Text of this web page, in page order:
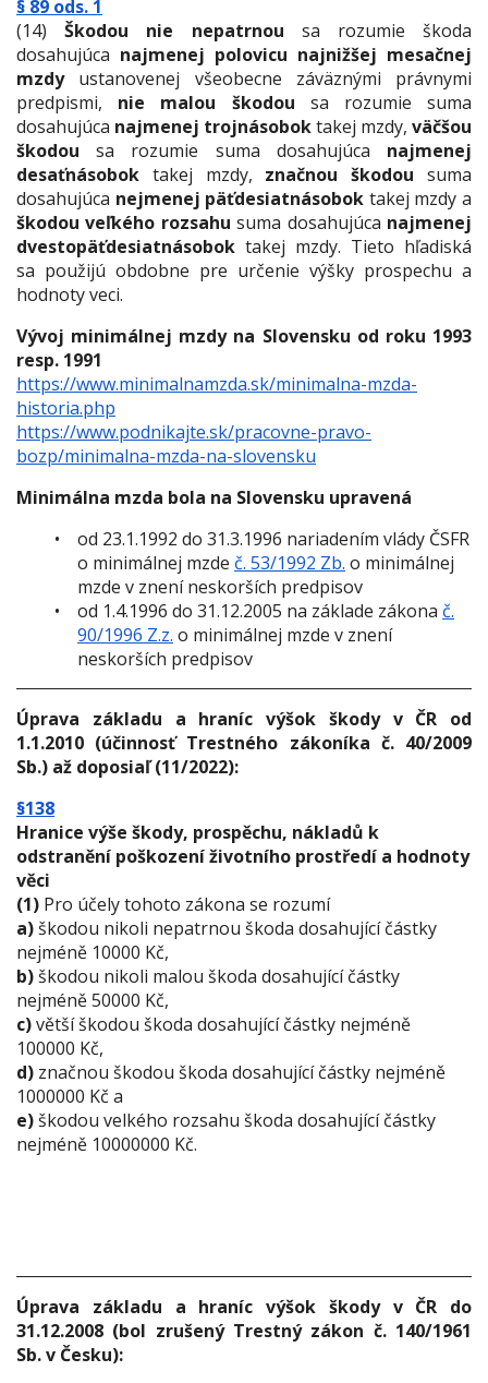
§ 89 ods. 1
(14)Škodou nie nepatrnou sa rozumie škoda
dosahujúca najmenej polovicu najnižšej mesačnej
mzdy ustanovenej všeobecne záväznými právnymi
predpismi, nie malou škodou sa rozumie suma
dosahujúca najmenej trojnásoboktakej mzdy, väčšou
škodou sa rozumie suma dosahujúca najmenej
desaťnásobok takej mzdy, značnou škodou suma
dosahujúca nejmenej päťdesiatnásobok takej mzdy a
škodou veľkého rozsahu suma dosahujúca najmenej
dvestopäťdesiatnásobok takej mzdy. Tieto hľadiská
sa použijú obdobne pre určenie výšky prospechu a
hodnoty veci.
Vývoj minimálnej mzdy na Slovensku od roku 1993
resp. 1991
https://www.minimalnamzda.sk/minimalna-mzda-
historia.php
https://www.podnikajte.sk/pracovne-pravo-
bozp/minimalna-mzda-na-slovensku
Minimálna mzda bola na Slovensku upravená
od 23.1.1992 do 31.3.1996 nariadením vlády ČSFR
o minimálnej mzde č. 53/1992 Zb. o minimálnej
mzde v znení neskorších predpisov
od 1.4.1996 do 31.12.2005 na základe zákona č.
90/1996 Z.z. o minimálnej mzde v znení
neskorších predpisov
Úprava základu a hraníc výšok škody v ČR od
1.1.2010 (účinnosť Trestného zákoníka č. 40/2009
Sb.) až doposiaľ (11/2022):
§138
Hranice výše škody, prospěchu, nákladů k
odstranění poškození životního prostředí a hodnoty
věci
(1) Pro účely tohoto zákona se rozumí
a)škodou nikoli nepatrnou škoda dosahující částky
nejméně 10000 Kč,
b)škodou nikoli malou škoda dosahující částky
nejméně 50000 Kč,
c)větší škodou škoda dosahující částky nejméně
100000 Kč,
d) značnou škodou škoda dosahující částky nejméně
1000000 Kč a
e)škodou velkého rozsahu škoda dosahující částky
nejméně 10000000 Kč.
Úprava základu a hraníc výšok škody v ČR do
31.12.2008 (bol zrušený Trestný zákon č. 140/1961
Sb. v Česku):